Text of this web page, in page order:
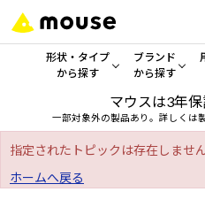
形状・タイプ
から探す
形状・タイプから探す をす
デスクトップPC
ノートPC
ブランド
から探す
mouse
G TUNE
NEXTGEAR
マウスは3年
一部対象外の製品あり。詳しくは
指定されたトピックは存在しません
ホームへ戻る